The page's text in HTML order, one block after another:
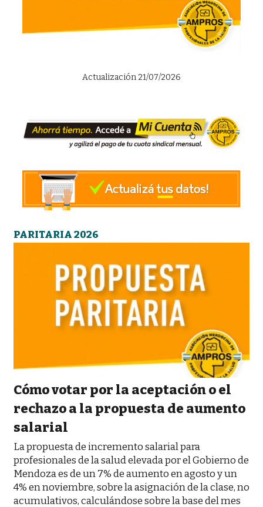
Actualización 21/07/2026
PARITARIA 2026
Cómo votar por la aceptación o el
rechazo a la propuesta de aumento
salarial
La propuesta de incremento salarial para
profesionales de la salud elevada por el Gobierno de
Mendoza es de un 7% de aumento en agosto y un
4% en noviembre, sobre la asignación de la clase, no
acumulativos, calculándose sobre la base del mes